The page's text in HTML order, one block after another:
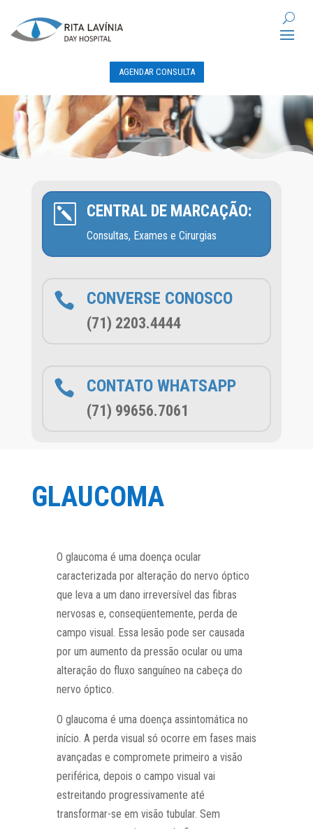
AGENDAR CONSULTA
k CENTRAL DE MARCAÇÃO:
Consultas, Exames e Cirurgias
 CONVERSE CONOSCO
(71) 2203.4444
 CONTATO WHATSAPP
(71) 99656.7061
GLAUCOMA
O glaucoma é uma doença ocular
caracterizada por alteração do nervo óptico
que leva a um dano irreversível das fibras
nervosas e, conseqüentemente, perda de
campo visual. Essa lesão pode ser causada
por um aumento da pressão ocular ou uma
alteração do fluxo sanguíneo na cabeça do
nervo óptico.
O glaucoma é uma doença assintomática no
início. A perda visual só ocorre em fases mais
avançadas e compromete primeiro a visão
periférica, depois o campo visual vai
estreitando progressivamente até
transformar-se em visão tubular. Sem